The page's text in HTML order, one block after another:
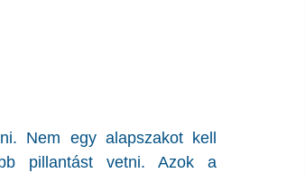
Nem egy alapszakot kell
pillantást vetni. Azok a